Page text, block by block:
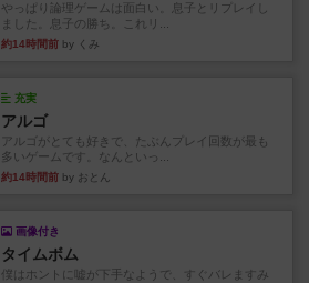
やっぱり論理ゲームは面白い。息子とリプレイし
ました。息子の勝ち。これリ...
約14時間前 by くみ
充実
アルゴ
アルゴがとても好きで、たぶんプレイ回数が最も
多いゲームです。なんといっ...
約14時間前 by おとん
画像付き
タイムボム
僕はホントに嘘が下手なようで、すぐバレますみ